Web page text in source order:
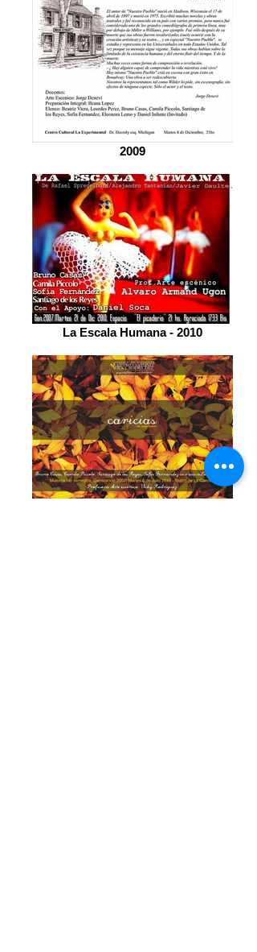
2009
La Escala Humana - 2010